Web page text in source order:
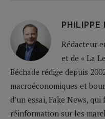
PHILIPPE
Rédacteur
et de « La
Béchade rédige depuis
macroéconomiques et
d’un essai, Fake News,
réinformation sur les